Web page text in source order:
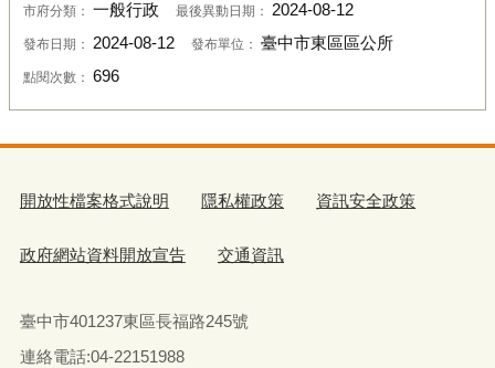
市府分類： 一般行政 最後異動日期： 2024-08-12
發布日期： 2024-08-12 發布單位： 臺中市東區區公所
點閱次數： 696
開放性檔案格式說明 隱私權政策 資訊安全政策
政府網站資料開放宣告 交通資訊
臺中市401237東區長福路245號
連絡電話:04-22151988